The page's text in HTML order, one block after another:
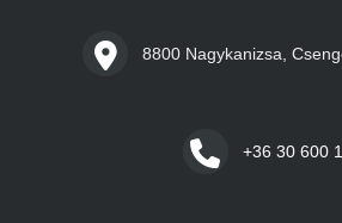
8800 Nagykanizsa,
+36 30 600